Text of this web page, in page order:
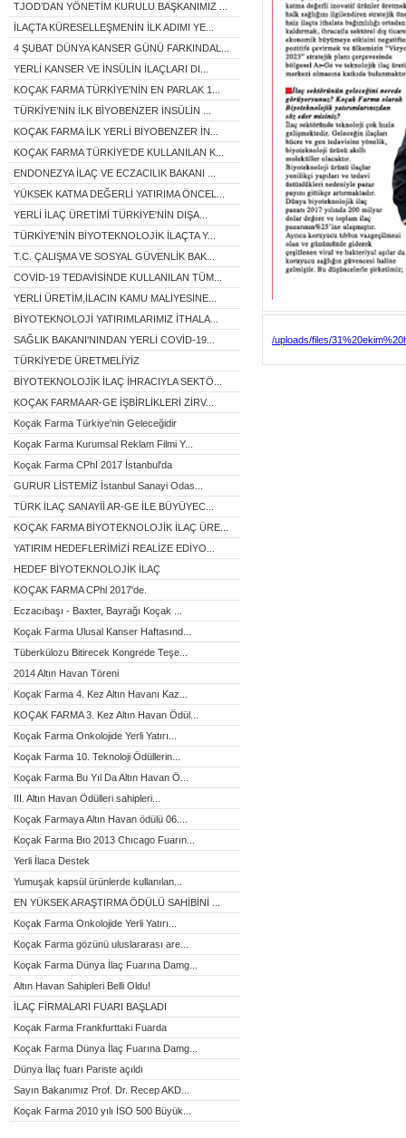
TJOD’DAN YÖNETİM KURULU BAŞKANIMIZ ...
İLAÇTA KÜRESELLEŞMENİN İLK ADIMI YE...
4 ŞUBAT DÜNYA KANSER GÜNÜ FARKINDAL...
YERLİ KANSER VE İNSÜLİN İLAÇLARI DI...
KOÇAK FARMA TÜRKİYE'NİN EN PARLAK 1...
TÜRKİYE’NİN İLK BİYOBENZER İNSÜLİN ...
KOÇAK FARMA İLK YERLİ BİYOBENZER İN...
KOÇAK FARMA TÜRKİYE’DE KULLANILAN K...
ENDONEZYA İLAÇ VE ECZACILIK BAKANI ...
YÜKSEK KATMA DEĞERLİ YATIRIMA ÖNCEL...
YERLİ İLAÇ ÜRETİMİ TÜRKİYE'NİN DIŞA...
TÜRKİYE'NİN BİYOTEKNOLOJİK İLAÇTA Y...
T.C. ÇALIŞMA VE SOSYAL GÜVENLİK BAK...
COVİD-19 TEDAVİSİNDE KULLANILAN TÜM...
YERLİ ÜRETİM,İLACIN KAMU MALİYESİNE...
BİYOTEKNOLOJİ YATIRIMLARIMIZ İTHALA...
SAĞLIK BAKANI'NINDAN YERLİ COVİD-19...
TÜRKİYE'DE ÜRETMELİYİZ
BİYOTEKNOLOJİK İLAÇ İHRACIYLA SEKTÖ...
KOÇAK FARMA AR-GE İŞBİRLİKLERİ ZİRV...
Koçak Farma Türkiye'nin Geleceğidir
Koçak Farma Kurumsal Reklam Filmi Y...
Koçak Farma CPhI 2017 İstanbul'da
GURUR LİSTEMİZ İstanbul Sanayi Odas...
TÜRK İLAÇ SANAYİİ AR-GE İLE BÜYÜYEC...
KOÇAK FARMA BİYOTEKNOLOJİK İLAÇ ÜRE...
YATIRIM HEDEFLERİMİZİ REALİZE EDİYO...
HEDEF BİYOTEKNOLOJİK İLAÇ
KOÇAK FARMA CPhl 2017'de.
Eczacıbaşı - Baxter, Bayrağı Koçak ...
Koçak Farma Ulusal Kanser Haftasınd...
Tüberkülozu Bitirecek Kongrede Teşe...
2014 Altın Havan Töreni
Koçak Farma 4. Kez Altın Havanı Kaz...
KOÇAK FARMA 3. Kez Altın Havan Ödül...
Koçak Farma Onkolojide Yerli Yatırı...
Koçak Farma 10. Teknoloji Ödüllerin...
Koçak Farma Bu Yıl Da Altın Havan Ö...
III. Altın Havan Ödülleri sahipleri...
Koçak Farmaya Altın Havan ödülü 06....
Koçak Farma Bıo 2013 Chıcago Fuarın...
Yerli İlaca Destek
Yumuşak kapsül ürünlerde kullanılan...
EN YÜKSEK ARAŞTIRMA ÖDÜLÜ SAHİBİNİ ...
Koçak Farma Onkolojide Yerli Yatırı...
Koçak Farma gözünü uluslararası are...
Koçak Farma Dünya İlaç Fuarına Damg...
Altın Havan Sahipleri Belli Oldu!
İLAÇ FİRMALARI FUARI BAŞLADI
Koçak Farma Frankfurttaki Fuarda
Koçak Farma Dünya İlaç Fuarına Damg...
Dünya İlaç fuarı Pariste açıldı
Sayın Bakanımız Prof. Dr. Recep AKD...
Koçak Farma 2010 yılı İSO 500 Büyük...
/uploads/files/